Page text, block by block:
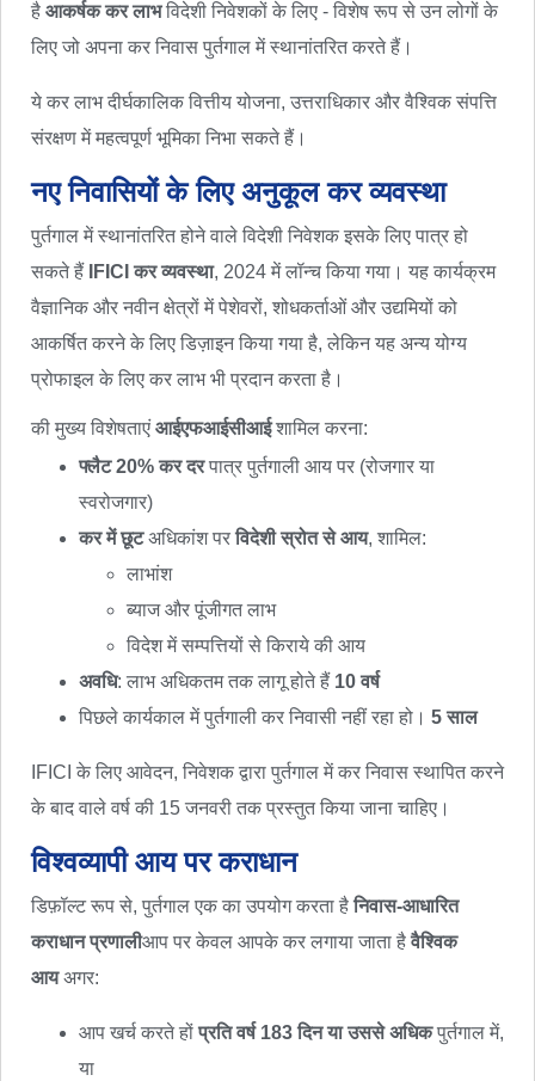
है आकर्षक कर लाभविदेशी निवेशकों के लिए - विशेष रूप से उन लोगों के
लिए जो अपना कर निवास पुर्तगाल में स्थानांतरित करते हैं।
ये कर लाभ दीर्घकालिक वित्तीय योजना, उत्तराधिकार और वैश्विक संपत्ति
संरक्षण में महत्वपूर्ण भूमिका निभा सकते हैं।
नए निवासियों के लिए अनुकूल कर व्यवस्था
पुर्तगाल में स्थानांतरित होने वाले विदेशी निवेशक इसके लिए पात्र हो
सकते हैं
IFICI कर व्यवस्था, 2024 में लॉन्च किया गया। यह कार्यक्रम
वैज्ञानिक और नवीन क्षेत्रों में पेशेवरों, शोधकर्ताओं और उद्यमियों को
आकर्षित करने के लिए डिज़ाइन किया गया है, लेकिन यह अन्य योग्य
प्रोफाइल के लिए कर लाभ भी प्रदान करता है।
की मुख्य विशेषताएं आईएफआईसीआईशामिल करना:
फ्लैट 20% कर दरपात्र पुर्तगाली आय पर (रोजगार या
स्वरोजगार)
कर में छूटअधिकांश परविदेशी स्रोत से आय, शामिल:
लाभांश
ब्याज और पूंजीगत लाभ
विदेश में सम्पत्तियों से किराये की आय
अवधि: लाभ अधिकतम तक लागू होते हैं 10 वर्ष
पिछले कार्यकाल में पुर्तगाली कर निवासी नहीं रहा हो। 5 साल
IFICI के लिए आवेदन, निवेशक द्वारा पुर्तगाल में कर निवास स्थापित करने
के बाद वाले वर्ष की 15 जनवरी तक प्रस्तुत किया जाना चाहिए।
विश्वव्यापी आय पर कराधान
डिफ़ॉल्ट रूप से, पुर्तगाल एक का उपयोग करता हैनिवास-आधारित
कराधान प्रणालीआप पर केवल आपके कर लगाया जाता हैवैश्विक
आयअगर:
आप खर्च करते होंप्रति वर्ष 183 दिन या उससे अधिकपुर्तगाल में,
या